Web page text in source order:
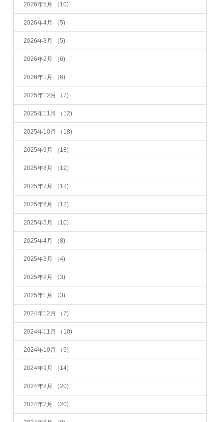
2026年5月 （10)
2026年4月 （5)
2026年3月 （5)
2026年2月 （6)
2026年1月 （6)
2025年12月 （7)
2025年11月 （12)
2025年10月 （18)
2025年9月 （18)
2025年8月 （19)
2025年7月 （12)
2025年6月 （12)
2025年5月 （10)
2025年4月 （8)
2025年3月 （4)
2025年2月 （3)
2025年1月 （3)
2024年12月 （7)
2024年11月 （10)
2024年10月 （9)
2024年9月 （14)
2024年8月 （20)
2024年7月 （20)